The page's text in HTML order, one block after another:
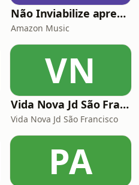
Não Inviabilize apresenta: Histórias da Firma
Amazon Music
VN
Vida Nova Jd São Francisco
Vida Nova Jd São Francisco
PA